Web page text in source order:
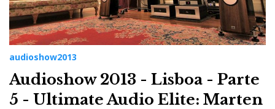
audioshow2013
Audioshow 2013 - Lisboa - Parte
5 - Ultimate Audio Elite: Marten